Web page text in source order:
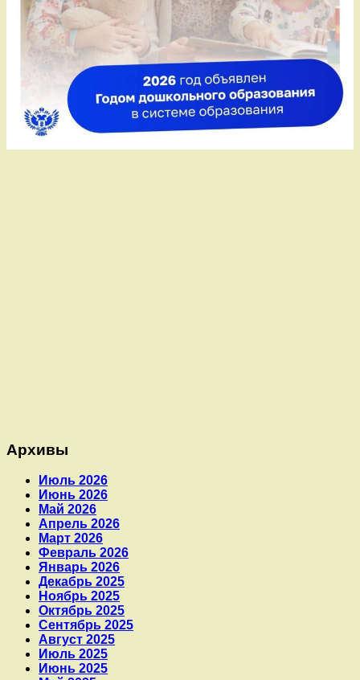
Архивы
Июль 2026
Июнь 2026
Май 2026
Апрель 2026
Март 2026
Февраль 2026
Январь 2026
Декабрь 2025
Ноябрь 2025
Октябрь 2025
Сентябрь 2025
Август 2025
Июль 2025
Июнь 2025